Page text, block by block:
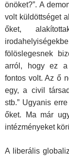
önöket?”. A
volt küldöttséget
őket,
fölöslegesnek
arról, hogy ez a
fontos volt. Az ő
egy, a civil
stb.” Ugyanis
őket. Ma már
intézményeket
A liberális